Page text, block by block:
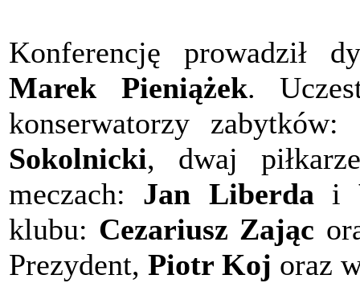
Konferencję prowadził
Marek Pieniążek.
konserwatorzy zabytków:
Sokolnicki, dwaj
meczach: Jan Liberdai
klubu: Cezariusz Zając
Prezydent, Piotr Koj oraz